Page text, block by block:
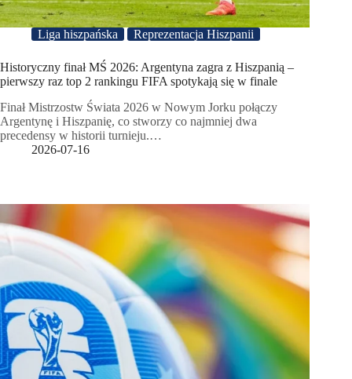
Liga hiszpańska Reprezentacja Hiszpanii
Historyczny finał MŚ 2026: Argentyna zagra z Hiszpanią –
pierwszy raz top 2 rankingu FIFA spotykają się w finale
Finał Mistrzostw Świata 2026 w Nowym Jorku połączy
Argentynę i Hiszpanię, co stworzy co najmniej dwa
precedensy w historii turnieju.…
2026-07-16